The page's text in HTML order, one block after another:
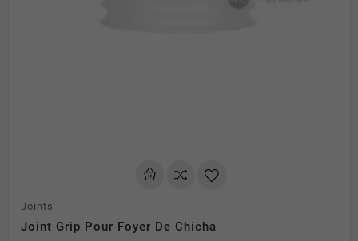
Joints
Joint Grip Pour Foyer De Chicha